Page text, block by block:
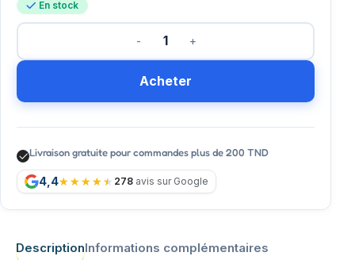
En stock
Acheter
Livraison gratuite pour commandes plus de 200 TND
4,4 278 avis sur Google
DescriptionInformations complémentaires